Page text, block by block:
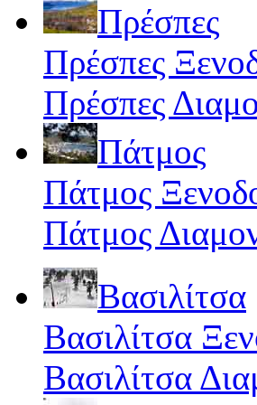
Πρέσπες
Πρέσπες
Πρέσπες
Πάτμος
Πάτμος
Πάτμος
Βασιλίτσα
Βασιλίτσα
Βασιλίτσα